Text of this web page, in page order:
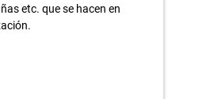
etc. que se hacen en